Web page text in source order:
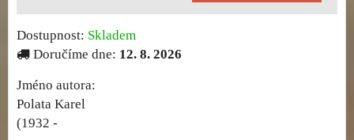
Dostupnost: Skladem
Doručíme dne: 12. 8. 2026
Jméno autora:
Polata Karel
(1932 -